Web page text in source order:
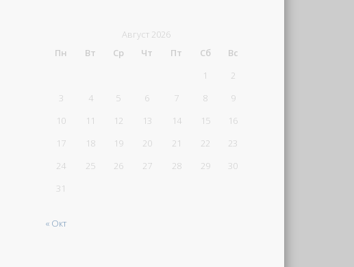
Август 2026
Пн
Вт Ср Чт Пт Сб
Вс
1
2
3
4 5 6 7 8
9
10
11 12 13 14 15
16
17
18 19 20 21 22
23
24
25 26 27 28 29
30
31
« Окт